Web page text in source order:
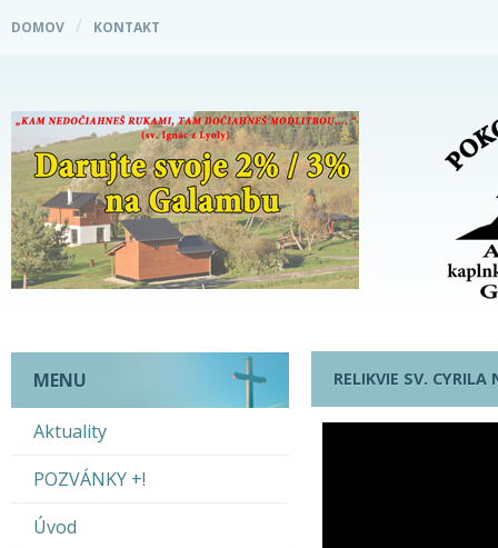
DOMOV KONTAKT
MENU
Aktuality
POZVÁNKY +!
Úvod
RELIKVIE SV. CYRILA